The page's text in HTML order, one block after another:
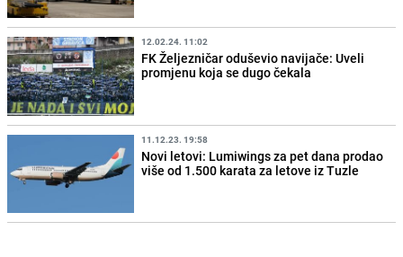
12.02.24. 11:02
FK Željezničar oduševio navijače: Uveli
promjenu koja se dugo čekala
11.12.23. 19:58
Novi letovi: Lumiwings za pet dana prodao
više od 1.500 karata za letove iz Tuzle